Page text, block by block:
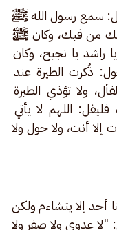
سمع رسول الله ﷺ
من فيك، وكان ﷺ
راشد يا نجيح، وكان
ذُكرت الطيرة عند
ولا تؤذي الطيرة
اللهم لا يأتي
إلا أنت، ولا حول ولا
إلا يتشاءم ولكن
"لا عدوى ولا صفر ولا